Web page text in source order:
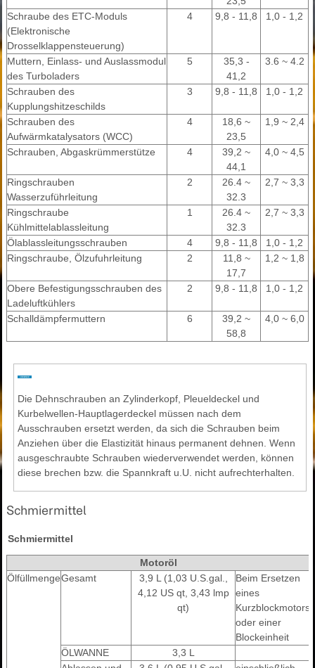
Schraube des ETC-Moduls
(Elektronische
Drosselklappensteuerung)
4 9,8 - 11,8 1,0 - 1,2
Muttern, Einlass- und Auslassmodul
des Turboladers
5
35,3 -
41,2
3.6 ~ 4.2
Schrauben des
Kupplungshitzeschilds
3 9,8 - 11,8 1,0 - 1,2
Schrauben des
Aufwärmkatalysators (WCC)
4
18,6 ~
23,5
1,9 ~ 2,4
Schrauben, Abgaskrümmerstütze 4
39,2 ~
44,1
4,0 ~ 4,5
Ringschrauben
Wasserzuführleitung
2
26.4 ~
32.3
2,7 ~ 3,3
Ringschraube
Kühlmittelablassleitung
1
26.4 ~
32.3
2,7 ~ 3,3
Ölablassleitungsschrauben 4 9,8 - 11,8
1,0 - 1,2
Ringschraube, Ölzufuhrleitung
2
11,8 ~
17,7
1,2 ~ 1,8
Obere Befestigungsschrauben des
Ladeluftkühlers
2 9,8 - 11,8 1,0 - 1,2
Schalldämpfermuttern 6
39,2 ~
58,8
4,0 ~ 6,0
Die Dehnschrauben an Zylinderkopf, Pleueldeckel und
Kurbelwellen-Hauptlagerdeckel müssen nach dem
Ausschrauben ersetzt werden, da sich die Schrauben beim
Anziehen über die Elastizität hinaus permanent dehnen. Wenn
ausgeschraubte Schrauben wiederverwendet werden, können
diese brechen bzw. die Spannkraft u.U. nicht aufrechterhalten.
Schmiermittel
Schmiermittel
Motoröl
ÖlfüllmengeGesamt
3,9 L (1,03 U.S.gal.,
4,12 US qt, 3,43 lmp
qt)
Beim Ersetzen
eines
Kurzblockmotors
oder einer
Blockeinheit
ÖLWANNE
3,3 L